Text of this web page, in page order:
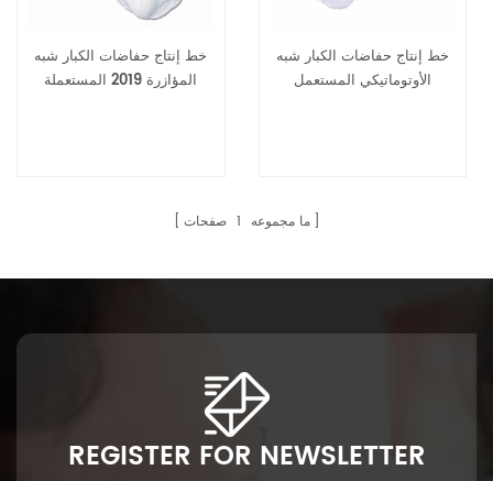
خط إنتاج حفاضات الكبار شبه
المؤازرة 2019 المستعملة
خط إنتاج حفاضات الكبار شبه
الأوتوماتيكي المستعمل
ما مجموعه 1 صفحات
REGISTER FOR NEWSLETTER